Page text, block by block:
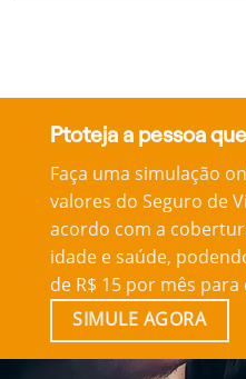
Ptoteja a pessoa
Faça uma simulação
valores do Seguro de
acordo com a
idade e saúde,
de R$ 15 por mês
SIMULE AGORA